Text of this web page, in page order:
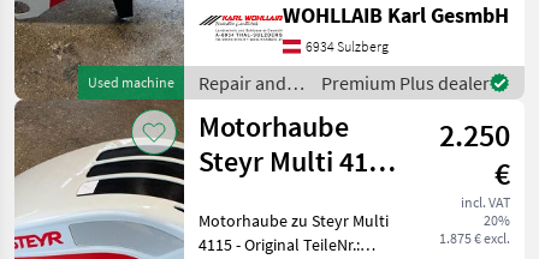
Used machine
BJ: 2011-2017 - Haube leicht
verzogen, Optisch in einem
WOHLLAIB Karl GesmbH
6934 Sulzberg
Repair and
spare parts /
Steyr
Premium Plus dealer
Motorhaube
Steyr Multi 4115
2.250
€
incl. VAT
20%
1.875 € excl.
Motorhaube zu Steyr Multi
4115 - Original TeileNr.: